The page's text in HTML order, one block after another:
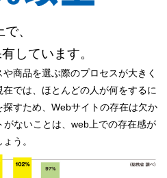
、
しています。
商品を選ぶ際のプロセスが大きく
では、ほとんどの人が何をするに
すため、Webサイトの存在は欠か
ないことは、web上での存在感が
う。